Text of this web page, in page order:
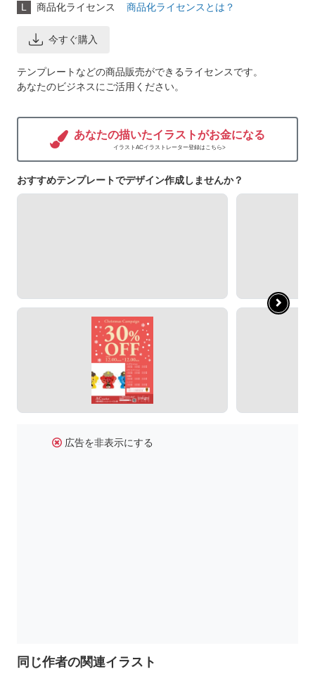
L 商品化ライセンス 商品化ライセンスとは？
今すぐ購入
テンプレートなどの商品販売ができるライセンスです。
あなたのビジネスにご活用ください。
あなたの描いたイラストがお金になる
イラストACイラストレーター登録はこちら>
おすすめテンプレートでデザイン作成しませんか？
広告を非表示にする
同じ作者の関連イラスト